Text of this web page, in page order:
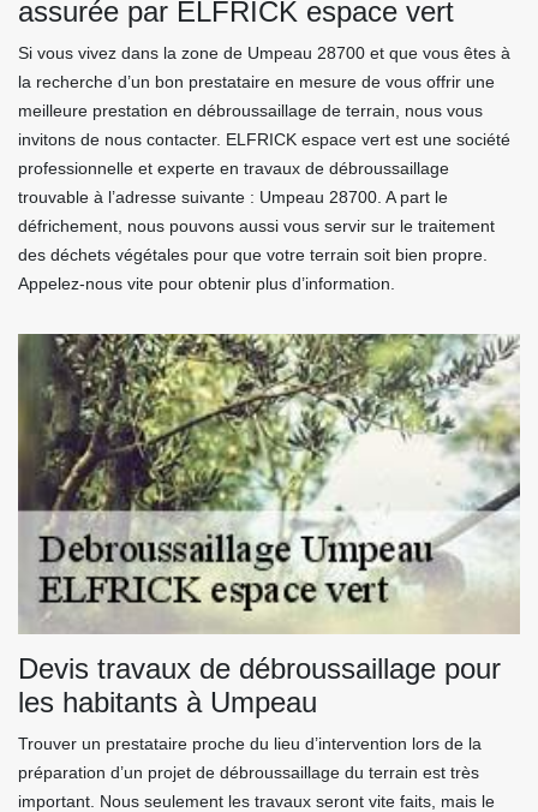
assurée par ELFRICK espace vert
Si vous vivez dans la zone de Umpeau 28700 et que vous êtes à
la recherche d’un bon prestataire en mesure de vous offrir une
meilleure prestation en débroussaillage de terrain, nous vous
invitons de nous contacter. ELFRICK espace vert est une société
professionnelle et experte en travaux de débroussaillage
trouvable à l’adresse suivante : Umpeau 28700. A part le
défrichement, nous pouvons aussi vous servir sur le traitement
des déchets végétales pour que votre terrain soit bien propre.
Appelez-nous vite pour obtenir plus d’information.
Devis travaux de débroussaillage pour
les habitants à Umpeau
Trouver un prestataire proche du lieu d’intervention lors de la
préparation d’un projet de débroussaillage du terrain est très
important. Nous seulement les travaux seront vite faits, mais le